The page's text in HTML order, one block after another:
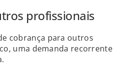
profissionais
cobrança para outros
uma demanda recorrente